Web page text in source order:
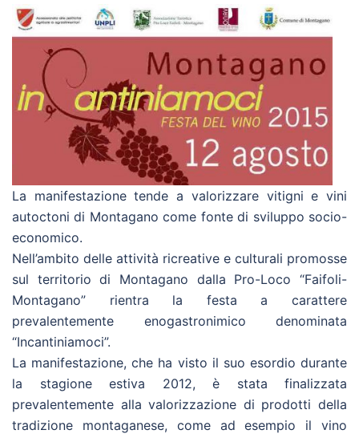
La manifestazione tende a valorizzare vitigni e vini
autoctoni di Montagano come fonte di sviluppo socio-
economico.
Nell’ambito delle attività ricreative e culturali promosse
sul territorio di Montagano dalla Pro-Loco “Faifoli-
Montagano” rientra la festa a carattere
prevalentemente enogastronimico denominata
“Incantiniamoci”.
La manifestazione, che ha visto il suo esordio durante
la stagione estiva 2012, è stata finalizzata
prevalentemente alla valorizzazione di prodotti della
tradizione montaganese, come ad esempio il vino